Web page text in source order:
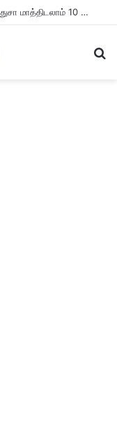
எத்தனை வருட பழைய தோசக்கல்லையும் புதுசா மாத்திடலாம் 10 நிமிடத்தில் பழைய தோசக்கல்லை பள பள என மாத்திடலாம்